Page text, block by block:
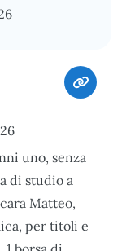
uno, senza
di studio a
Matteo,
per titoli e